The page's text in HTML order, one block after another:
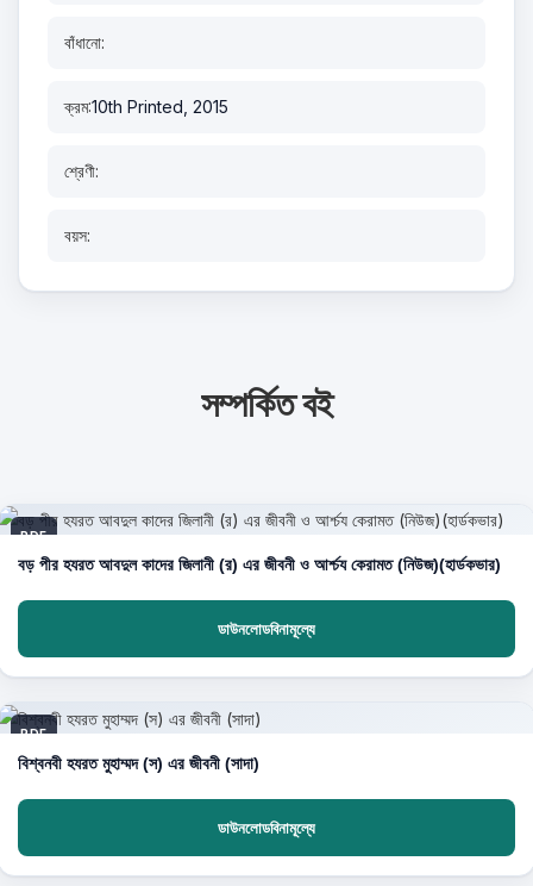
বাঁধানো:
ক্রম:10th Printed, 2015
শ্রেণী:
বয়স:
সম্পর্কিত বই
PDF
বড় পীর হযরত আবদুল কাদের জিলানী (র) এর জীবনী ও আর্শ্চয কেরামত (নিউজ)(হার্ডকভার)
ডাউনলোডবিনামূল্যে
PDF
বিশ্বনবী হযরত মুহাম্মদ (স) এর জীবনী (সাদা)
ডাউনলোডবিনামূল্যে